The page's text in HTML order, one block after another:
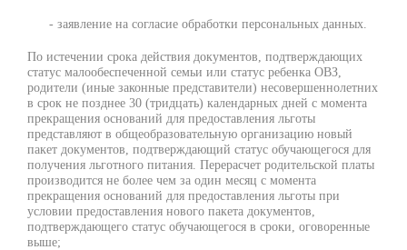
- заявление на согласие обработки персональных данных.
По истечении срока действия документов, подтверждающих
статус малообеспеченной семьи или статус ребенка ОВЗ,
родители (иные законные представители) несовершеннолетних
в срок не позднее 30 (тридцать) календарных дней с момента
прекращения оснований для предоставления льготы
представляют в общеобразовательную организацию новый
пакет документов, подтверждающий статус обучающегося для
получения льготного питания. Перерасчет родительской платы
производится не более чем за один месяц с момента
прекращения оснований для предоставления льготы при
условии предоставления нового пакета документов,
подтверждающего статус обучающегося в сроки, оговоренные
выше;